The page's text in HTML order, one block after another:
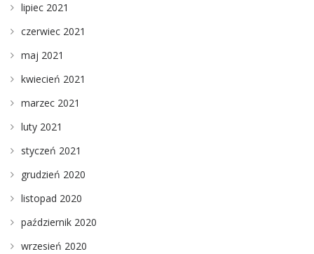
lipiec 2021
czerwiec 2021
maj 2021
kwiecień 2021
marzec 2021
luty 2021
styczeń 2021
grudzień 2020
listopad 2020
październik 2020
wrzesień 2020